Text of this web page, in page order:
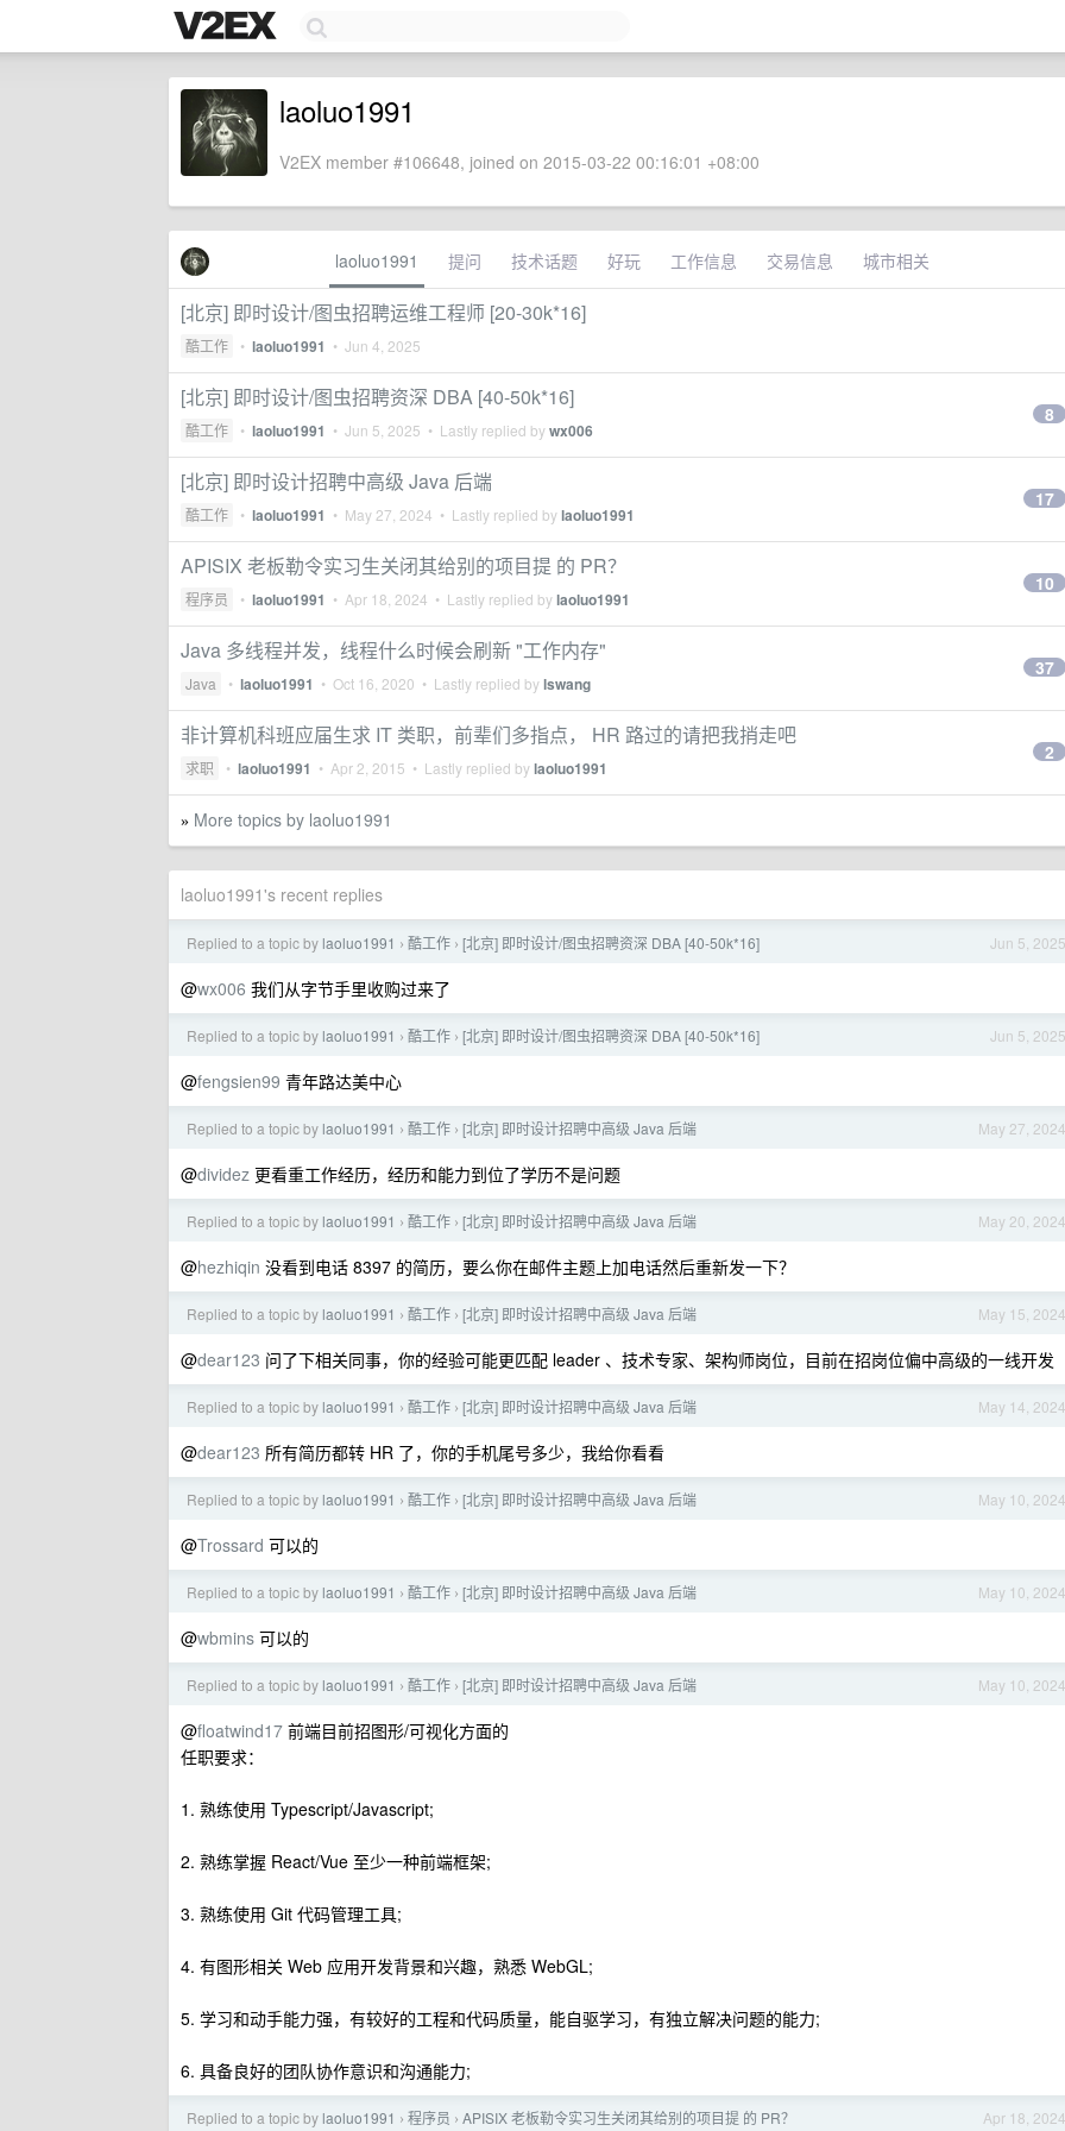
laoluo1991
V2EX member #106648, joined on 2015-03-22 00:16:01 +08:00
laoluo1991 提问 技术话题 好玩 工作信息 交易信息 城市相关
[北京] 即时设计/图虫招聘运维工程师 [20-30k*16]
酷工作 • laoluo1991 • Jun 4, 2025
[北京] 即时设计/图虫招聘资深 DBA [40-50k*16]
酷工作 • laoluo1991 • Jun 5, 2025 • Lastly replied bywx006
8
[北京] 即时设计招聘中高级 Java 后端
酷工作 • laoluo1991 • May 27, 2024 • Lastly replied bylaoluo1991
17
APISIX 老板勒令实习生关闭其给别的项目提 的 PR？
程序员 • laoluo1991 • Apr 18, 2024 • Lastly replied bylaoluo1991
10
Java 多线程并发，线程什么时候会刷新 "工作内存"
Java • laoluo1991 • Oct 16, 2020 • Lastly replied bylswang
37
非计算机科班应届生求 IT 类职，前辈们多指点， HR 路过的请把我捎走吧
求职 • laoluo1991 • Apr 2, 2015 • Lastly replied bylaoluo1991
2
» More topics by laoluo1991
laoluo1991's recent replies
Jun 5, 2025
Replied to a topic by laoluo1991 › 酷工作 › [北京] 即时设计/图虫招聘资深 DBA [40-50k*16]
@wx006 我们从字节手里收购过来了
Jun 5, 2025
Replied to a topic by laoluo1991 › 酷工作 › [北京] 即时设计/图虫招聘资深 DBA [40-50k*16]
@fengsien99 青年路达美中心
May 27, 2024
Replied to a topic by laoluo1991 › 酷工作 › [北京] 即时设计招聘中高级 Java 后端
@dividez 更看重工作经历，经历和能力到位了学历不是问题
May 20, 2024
Replied to a topic by laoluo1991 › 酷工作 › [北京] 即时设计招聘中高级 Java 后端
@hezhiqin 没看到电话 8397 的简历，要么你在邮件主题上加电话然后重新发一下？
May 15, 2024
Replied to a topic by laoluo1991 › 酷工作 › [北京] 即时设计招聘中高级 Java 后端
@dear123 问了下相关同事，你的经验可能更匹配 leader 、技术专家、架构师岗位，目前在招岗位偏中高级的一线开发
May 14, 2024
Replied to a topic by laoluo1991 › 酷工作 › [北京] 即时设计招聘中高级 Java 后端
@dear123 所有简历都转 HR 了，你的手机尾号多少，我给你看看
May 10, 2024
Replied to a topic by laoluo1991 › 酷工作 › [北京] 即时设计招聘中高级 Java 后端
@Trossard 可以的
May 10, 2024
Replied to a topic by laoluo1991 › 酷工作 › [北京] 即时设计招聘中高级 Java 后端
@wbmins 可以的
May 10, 2024
Replied to a topic by laoluo1991 › 酷工作 › [北京] 即时设计招聘中高级 Java 后端
@floatwind17 前端目前招图形/可视化方面的
任职要求：
1. 熟练使用 Typescript/Javascript;
2. 熟练掌握 React/Vue 至少一种前端框架;
3. 熟练使用 Git 代码管理工具;
4. 有图形相关 Web 应用开发背景和兴趣，熟悉 WebGL;
5. 学习和动手能力强，有较好的工程和代码质量，能自驱学习，有独立解决问题的能力;
6. 具备良好的团队协作意识和沟通能力;
Apr 18, 2024
Replied to a topic by laoluo1991 › 程序员 › APISIX 老板勒令实习生关闭其给别的项目提 的 PR？